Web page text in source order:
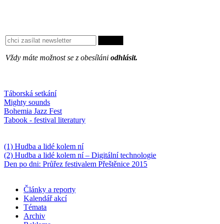
Vždy máte možnost se z obesíláni odhlásit.
Táborská setkání
Mighty sounds
Bohemia Jazz Fest
Tabook - festival literatury
(1) Hudba a lidé kolem ní
(2) Hudba a lidé kolem ní – Digitální technologie
Den po dni: Průřez festivalem Přeštěnice 2015
Články a reporty
Kalendář akcí
Témata
Archiv